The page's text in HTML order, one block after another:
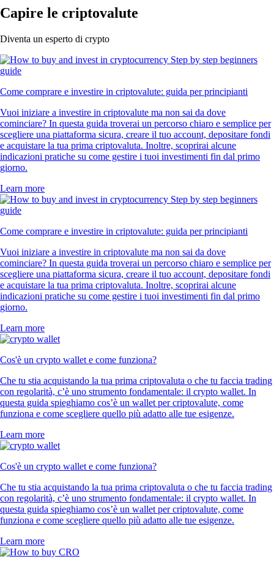
Capire le criptovalute
Diventa un esperto di crypto
Come comprare e investire in criptovalute: guida per principianti
Vuoi iniziare a investire in criptovalute ma non sai da dove
cominciare? In questa guida troverai un percorso chiaro e semplice per
scegliere una piattaforma sicura, creare il tuo account, depositare fondi
e acquistare la tua prima criptovaluta. Inoltre, scoprirai alcune
indicazioni pratiche su come gestire i tuoi investimenti fin dal primo
giorno.
Learn more
Come comprare e investire in criptovalute: guida per principianti
Vuoi iniziare a investire in criptovalute ma non sai da dove
cominciare? In questa guida troverai un percorso chiaro e semplice per
scegliere una piattaforma sicura, creare il tuo account, depositare fondi
e acquistare la tua prima criptovaluta. Inoltre, scoprirai alcune
indicazioni pratiche su come gestire i tuoi investimenti fin dal primo
giorno.
Learn more
Cos'è un crypto wallet e come funziona?
Che tu stia acquistando la tua prima criptovaluta o che tu faccia trading
con regolarità, c’è uno strumento fondamentale: il crypto wallet. In
questa guida spieghiamo cos’è un wallet per criptovalute, come
funziona e come scegliere quello più adatto alle tue esigenze.
Learn more
Cos'è un crypto wallet e come funziona?
Che tu stia acquistando la tua prima criptovaluta o che tu faccia trading
con regolarità, c’è uno strumento fondamentale: il crypto wallet. In
questa guida spieghiamo cos’è un wallet per criptovalute, come
funziona e come scegliere quello più adatto alle tue esigenze.
Learn more